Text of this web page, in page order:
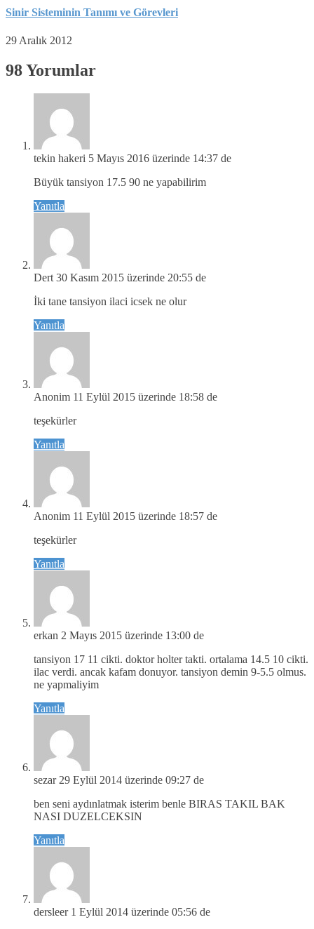
Sinir Sisteminin Tanımı ve Görevleri
29 Aralık 2012
98 Yorumlar
tekin hakeri 5 Mayıs 2016 üzerinde 14:37 de
Büyük tansiyon 17.5 90 ne yapabilirim
Yanıtla
Dert 30 Kasım 2015 üzerinde 20:55 de
İki tane tansiyon ilaci icsek ne olur
Yanıtla
Anonim 11 Eylül 2015 üzerinde 18:58 de
teşekürler
Yanıtla
Anonim 11 Eylül 2015 üzerinde 18:57 de
teşekürler
Yanıtla
erkan 2 Mayıs 2015 üzerinde 13:00 de
tansiyon 17 11 cikti. doktor holter takti. ortalama 14.5 10 cikti.
ilac verdi. ancak kafam donuyor. tansiyon demin 9-5.5 olmus.
ne yapmaliyim
Yanıtla
sezar 29 Eylül 2014 üzerinde 09:27 de
ben seni aydınlatmak isterim benle BIRAS TAKIL BAK
NASI DUZELCEKSIN
Yanıtla
dersleer 1 Eylül 2014 üzerinde 05:56 de